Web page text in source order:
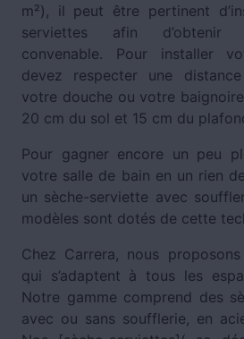
m²), il peut être pertinent
serviettes afin d’obtenir
convenable. Pour installer
devez respecter une
votre douche ou votre
20 cm du sol et 15 cm du
Pour gagner encore un peu
votre salle de bain en un rien
un sèche-serviette avec
modèles sont dotés de cette
Chez Carrera, nous
qui s’adaptent à tous les
Notre gamme comprend des
avec ou sans soufflerie, en